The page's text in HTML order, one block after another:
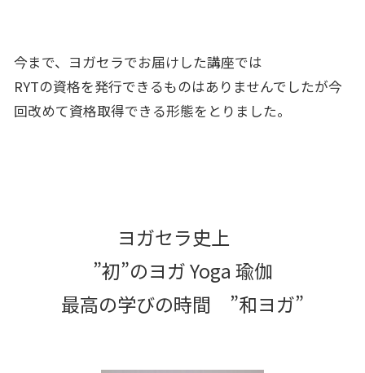
今まで、ヨガセラでお届けした講座では
RYTの資格を発行できるものはありませんでしたが今
回改めて資格取得できる形態をとりました。
ヨガセラ史上
”初”のヨガ Yoga 瑜伽
最高の学びの時間 ”和ヨガ”